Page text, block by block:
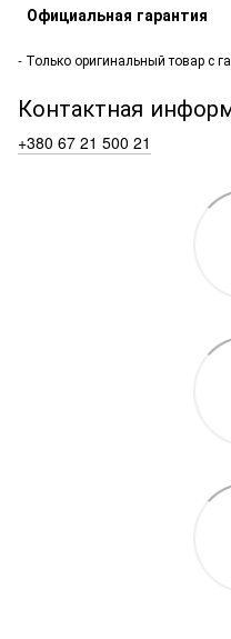
- Только оригинальный товар с
Контактная
+380 67 21 500 21